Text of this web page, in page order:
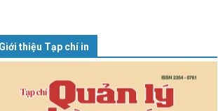
Giới thiệu Tạp chí in